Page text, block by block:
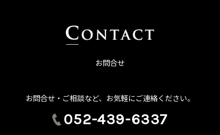
お問合せ
お問合せ・ご相談など、お気軽にご連絡ください。
052-439-6337